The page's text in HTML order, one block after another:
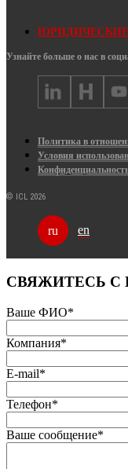
ЮРИДИЧЕСКИЕ
Узнайте больше о нас в
Политика в
Условия
© ICL 2026
ru en
СВЯЖИТЕСЬ С
Ваше ФИО*
Компания*
E-mail*
Телефон*
Ваше сообщение*